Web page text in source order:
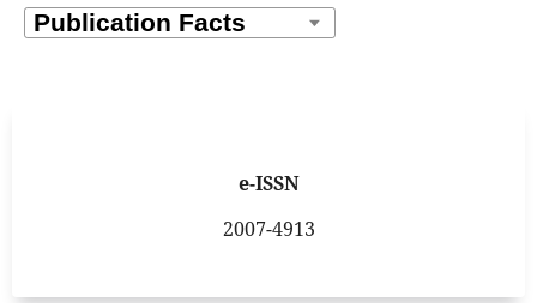
e-ISSN
2007-4913